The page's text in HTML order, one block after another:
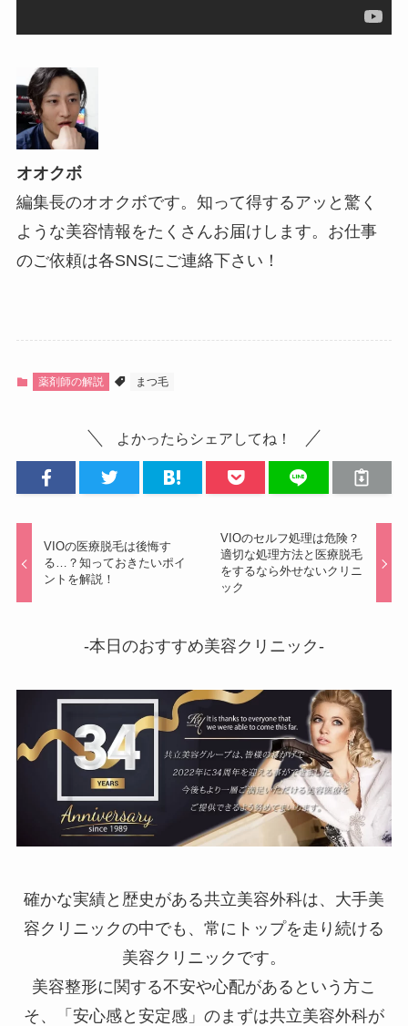
オオクボ
編集長のオオクボです。知って得するアッと驚く
ような美容情報をたくさんお届けします。お仕事
のご依頼は各SNSにご連絡下さい！
薬剤師の解説 まつ毛
よかったらシェアしてね！
VIOの医療脱毛は後悔す
る…？知っておきたいポイ
ントを解説！
VIOのセルフ処理は危険？
適切な処理方法と医療脱毛
をするなら外せないクリニ
ック
-本日のおすすめ美容クリニック-
確かな実績と歴史がある共立美容外科は、大手美
容クリニックの中でも、常にトップを走り続ける
美容クリニックです。
美容整形に関する不安や心配があるという方こ
そ、「安心感と安定感」のまずは共立美容外科が